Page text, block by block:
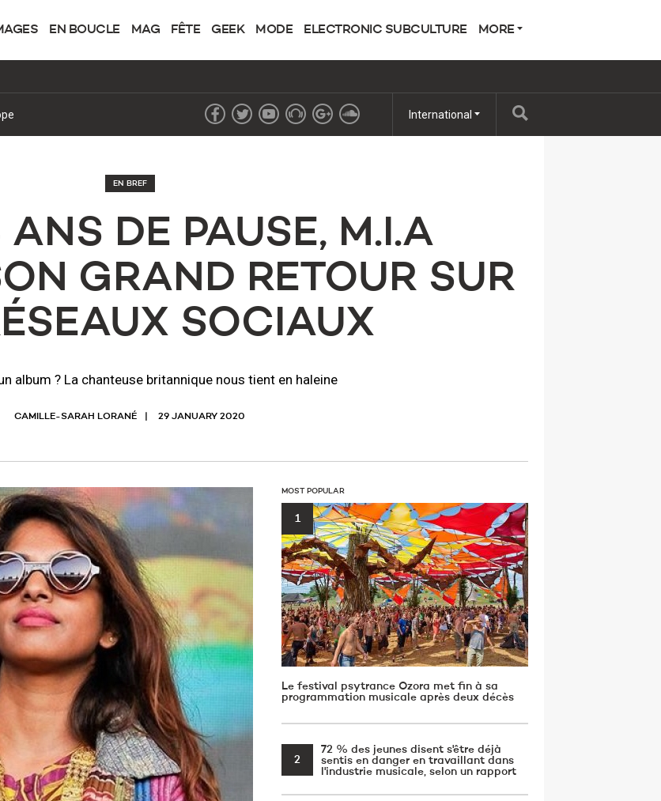
EN BOUCLE MAG FÊTE GEEK MODE ELECTRONIC SUBCULTURE MORE
International
EN BREF
DE PAUSE, M.I.A
GRAND RETOUR SUR
SOCIAUX
album ? La chanteuse britannique nous tient en haleine
CAMILLE-SARAH LORANÉ 29 JANUARY 2020
MOST POPULAR
1
Le festival psytrance Ozora met fin à sa
programmation musicale après deux décès
2
72 % des jeunes disent s'être déjà
sentis en danger en travaillant dans
l'industrie musicale, selon un rapport